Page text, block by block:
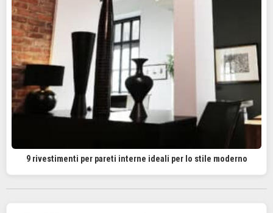
9 rivestimenti per pareti interne ideali per lo stile moderno